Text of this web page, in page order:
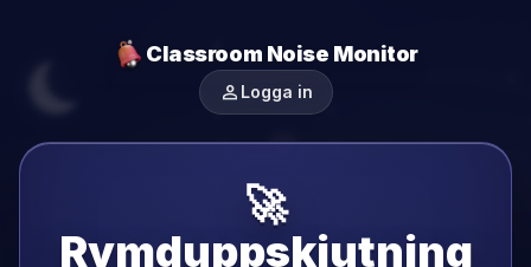
Classroom Noise Monitor
person Logga in
🚀
Rymduppskjutning